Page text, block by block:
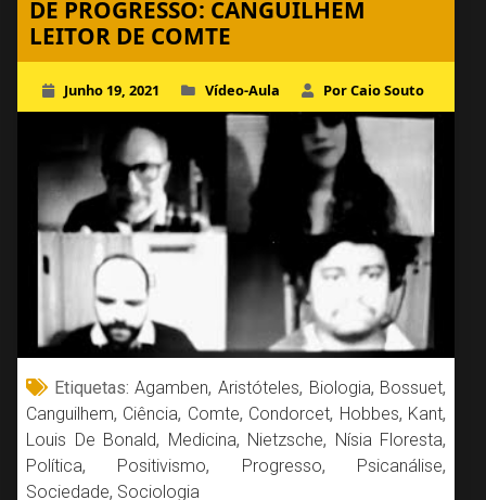
DE PROGRESSO: CANGUILHEM
LEITOR DE COMTE
Junho 19, 2021 Vídeo-Aula Por Caio Souto
Etiquetas:Agamben, Aristóteles, Biologia, Bossuet,
Canguilhem, Ciência, Comte, Condorcet, Hobbes, Kant,
Louis De Bonald, Medicina, Nietzsche, Nísia Floresta,
Política, Positivismo, Progresso, Psicanálise,
Sociedade, Sociologia